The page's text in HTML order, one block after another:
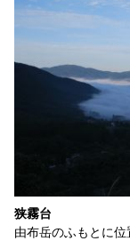
狭霧台
由布岳のふもとに